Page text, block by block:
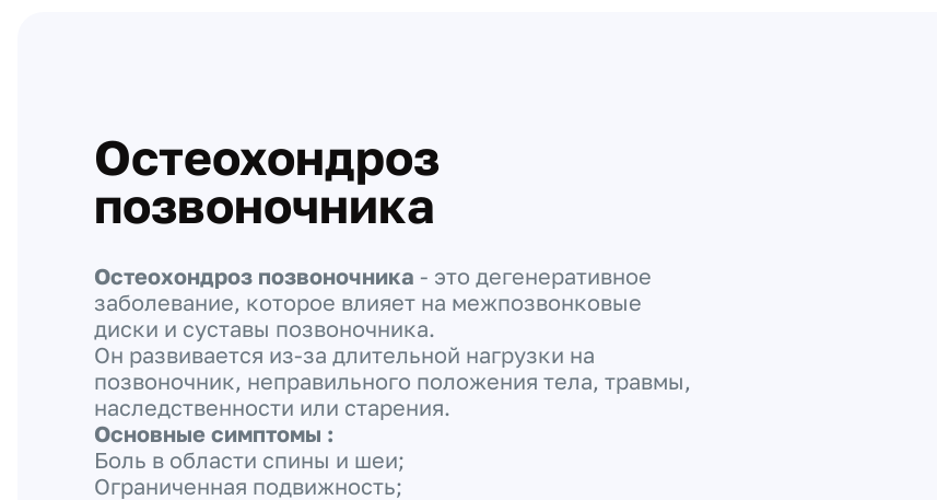
Остеохондроз
позвоночника
Остеохондроз позвоночника - это дегенеративное
заболевание, которое влияет на межпозвонковые
диски и суставы позвоночника.
Он развивается из-за длительной нагрузки на
позвоночник, неправильного положения тела, травмы,
наследственности или старения.
Основные симптомы :
Боль в области спины и шеи;
Ограниченная подвижность;